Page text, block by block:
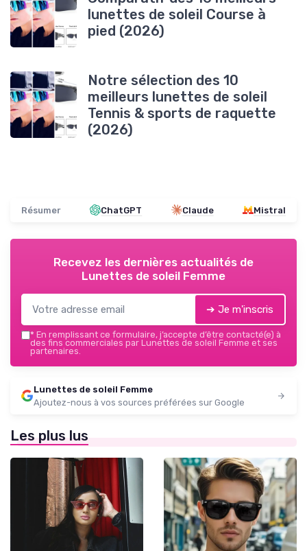
lunettes de soleil Course à
pied (2026)
Notre sélection des 10
meilleurs lunettes de soleil
Tennis & sports de raquette
(2026)
Résumer ChatGPT Claude Mistral
Recevez les dernières actualités de
Lunettes de soleil Femme
➔ Je m'inscris
* En remplissant ce formulaire, j’accepte d’être contacté(e) à
des fins commerciales par Lunettes de soleil Femme et ses
partenaires.
Lunettes de soleil Femme
Ajoutez-nous à vos sources préférées sur Google
Les plus lus